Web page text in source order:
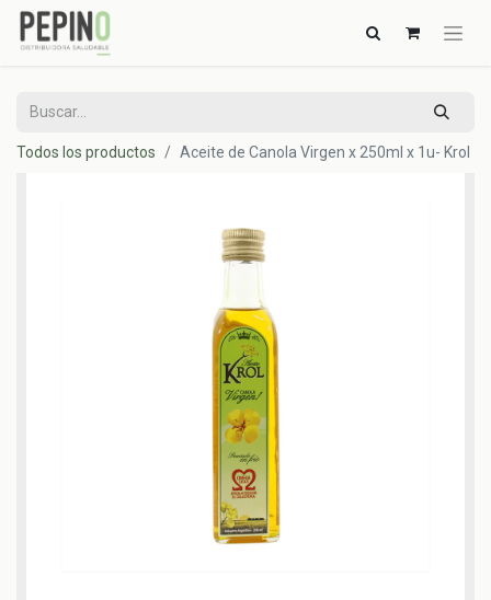
Todos los productos Aceite de Canola Virgen x 250ml x 1u- Krol